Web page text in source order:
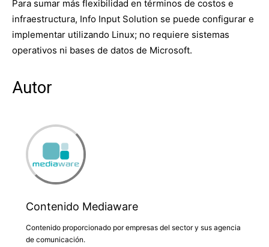
Para sumar más flexibilidad en términos de costos e
infraestructura, Info Input Solution se puede configurar e
implementar utilizando Linux; no requiere sistemas
operativos ni bases de datos de Microsoft.
Autor
Contenido Mediaware
Contenido proporcionado por empresas del sector y sus agencia
de comunicación.